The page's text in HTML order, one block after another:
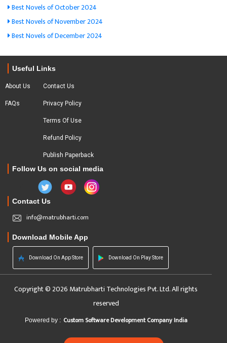
Best Novels of October 2024
Best Novels of November 2024
Best Novels of December 2024
Useful Links
About Us
FAQs
Contact Us
Privacy Policy
Terms Of Use
Refund Policy
Publish Paperback
Follow Us on social media
Contact Us
info@matrubharti.com
Download Mobile App
Download On App Store Download On Play Store
Copyright © 2026 Matrubharti Technologies Pvt. Ltd. All rights
reserved
Powered by : Custom Software Development Company India